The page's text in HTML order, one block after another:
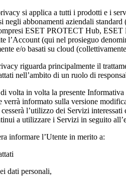
si applica a tutti i prodotti e i
abbonamenti aziendali
ESET PROTECT Hub,
l’Account (qui nel prosieguo
e/o basati su cloud
riguarda principalmente il
nell’ambito di un ruolo di
volta in volta la presente
informato sulla versione
l’utilizzo dei Servizi
a utilizzare i Servizi in seguito
informare l’Utente in merito a:
dati personali,